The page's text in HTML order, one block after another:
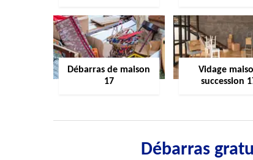
Débarras de maison
17
Vidage
succession
Débarras